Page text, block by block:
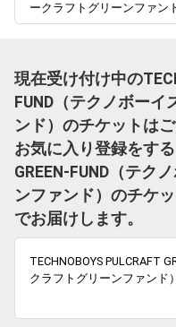
ークラフトグリーンファン
現在受け付け中の
FUND（テクノボー
ンド）のチケットはご
お気に入り登録をする
GREEN-FUND（テク
ンファンド）のチケ
でお届けします。
TECHNOBOYS PULCRAFT
クラフトグリーンファンド）